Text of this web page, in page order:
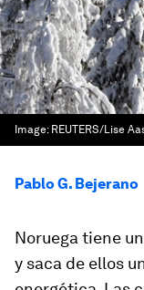
Image: REUTERS/Lise
Pablo G. Bejerano
Noruega tiene
y saca de ellos